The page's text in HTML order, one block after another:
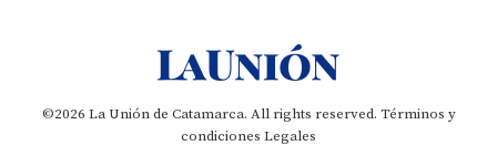
©2026 La Unión de Catamarca. All rights reserved. Términos y
condiciones Legales